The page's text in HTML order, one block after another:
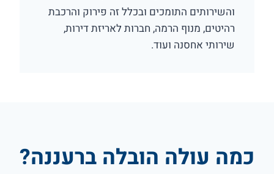
והשירותים התומכים ובכלל זה פירוק והרכבת
רהיטים, מנוף הרמה, חברות לאריזת דירות,
שירותי אחסנה ועוד.
כמה עולה הובלה ברעננה?